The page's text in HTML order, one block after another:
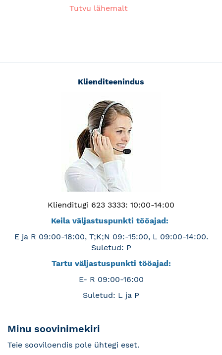
Tutvu lähemalt
Klienditeenindus
Klienditugi 623 3333: 10:00-14:00
Keila väljastuspunkti tööajad:
E ja R 09:00-18:00, T;K;N 09:-15:00, L 09:00-14:00.
Suletud: P
Tartu väljastuspunkti tööajad:
E- R 09:00-16:00
Suletud: L ja P
Minu soovinimekiri
Teie sooviloendis pole ühtegi eset.